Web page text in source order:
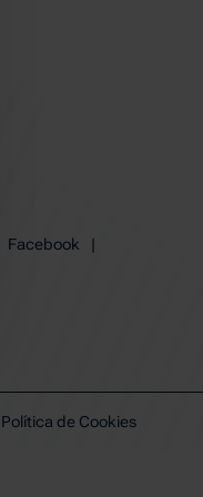
Facebook
|
Política de Cookies